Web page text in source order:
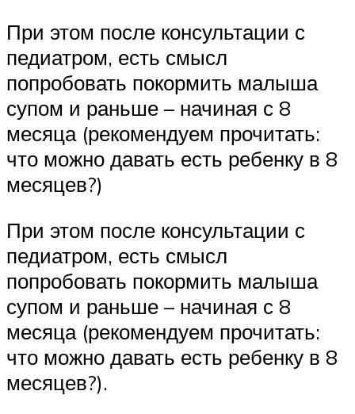
При этом после консультации с
педиатром, есть смысл
попробовать покормить малыша
супом и раньше – начиная с 8
месяца (рекомендуем прочитать:
что можно давать есть ребенку в 8
месяцев?)
При этом после консультации с
педиатром, есть смысл
попробовать покормить малыша
супом и раньше – начиная с 8
месяца (рекомендуем прочитать:
что можно давать есть ребенку в 8
месяцев?).